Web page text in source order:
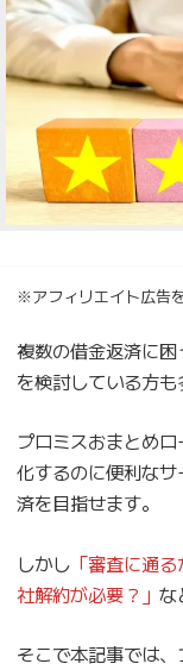
※アフィリエイト広告
複数の借金返済に
を検討している方も
プロミスおまとめ
化するのに便利な
済を目指せます。
しかし「審査に通
社解約が必要？」 な
そこで本記事では